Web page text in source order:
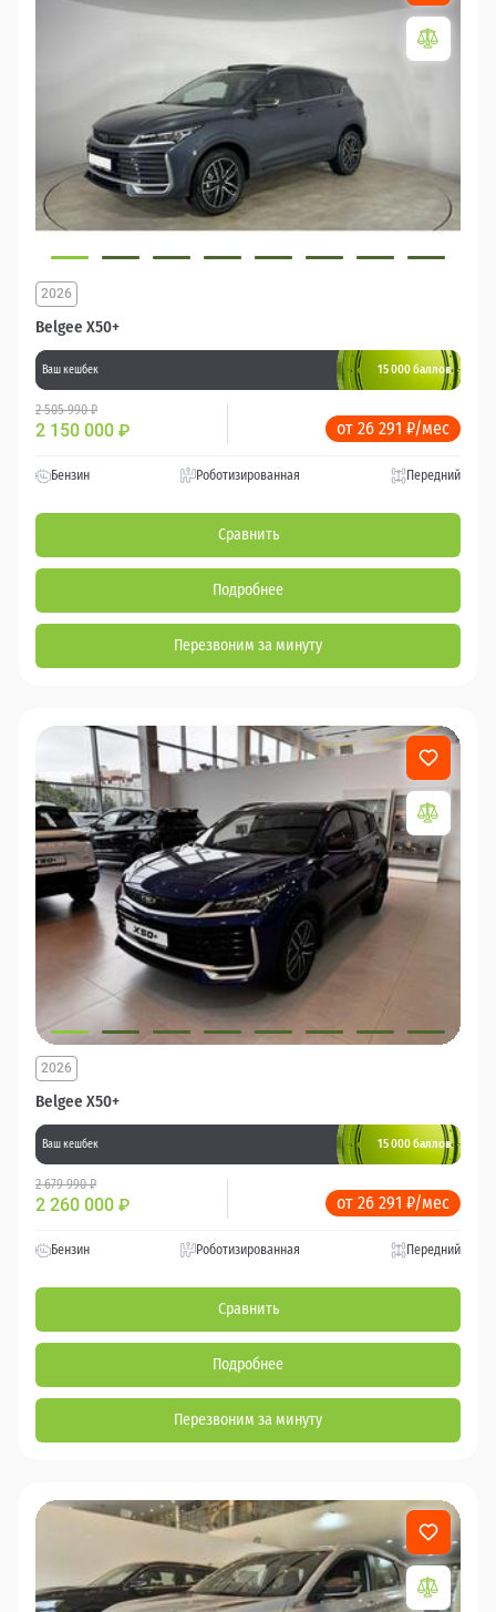
Belgee X50+
2026
Ваш кешбек 15 000 баллов
2 505 990 ₽
2 150 000 ₽ от 26 291 ₽/мес
Бензин Роботизированная Передний
Сравнить
Подробнее
Перезвоним за минуту
Belgee X50+
2026
Ваш кешбек 15 000 баллов
2 679 990 ₽
2 260 000 ₽ от 26 291 ₽/мес
Бензин Роботизированная Передний
Сравнить
Подробнее
Перезвоним за минуту